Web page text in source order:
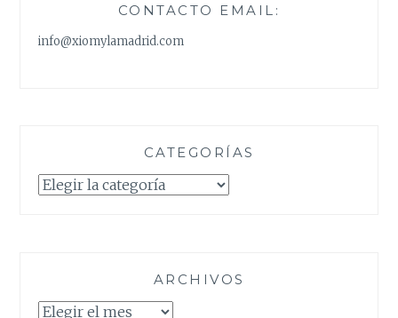
CONTACTO EMAIL:
info@xiomylamadrid.com
CATEGORÍAS
Categorías
ARCHIVOS
Archivos